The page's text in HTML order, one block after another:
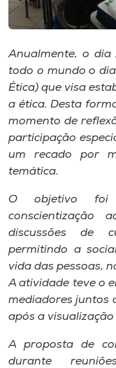
Museu
Unoesc
Store
Selecione
Anualmente, o dia
todo o mundo o
Ética) que visa
a ética. Desta
momento de
participação
um recado por
temática.
O objetivo foi
conscientização
discussões de
permitindo a
vida das pessoas,
A atividade teve o
mediadores juntos
após a visualização
A proposta de
durante